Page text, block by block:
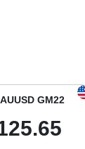
GM22